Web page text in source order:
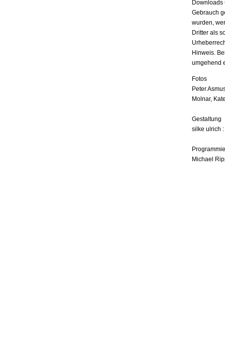
Downloads
Gebrauch
wurden,
Dritter als
Hinweis.
umgehend
Fotos
Peter
Molnar,
Gestaltung
silke ulrich
Michael